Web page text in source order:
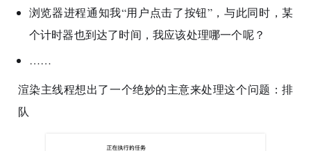
浏览器进程通知我“用户点击了按钮”，与此同时，某
个计时器也到达了时间，我应该处理哪一个呢？
……
渲染主线程想出了一个绝妙的主意来处理这个问题：排
队